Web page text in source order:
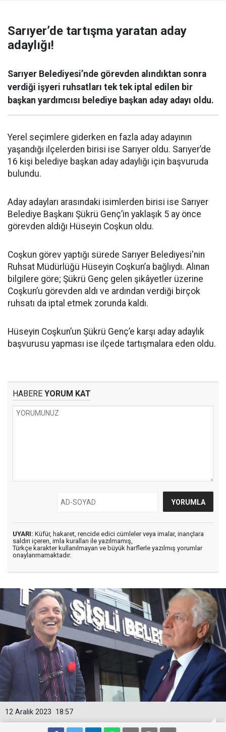
Sarıyer’de tartışma yaratan aday
adaylığı!
Sarıyer Belediyesi’nde görevden alındıktan sonra
verdiği işyeri ruhsatları tek tek iptal edilen bir
başkan yardımcısı belediye başkan aday adayı oldu.
Yerel seçimlere giderken en fazla aday adayının
yaşandığı ilçelerden birisi ise Sarıyer oldu. Sarıyer’de
16 kişi belediye başkan aday adaylığı için başvuruda
bulundu.
Aday adayları arasındaki isimlerden birisi ise Sarıyer
Belediye Başkanı Şükrü Genç’in yaklaşık 5 ay önce
görevden aldığı Hüseyin Coşkun oldu.
Coşkun görev yaptığı sürede Sarıyer Belediyesi'nin
Ruhsat Müdürlüğü Hüseyin Coşkun’a bağlıydı. Alınan
bilgilere göre; Şükrü Genç gelen şikâyetler üzerine
Coşkun’u görevden aldı ve ardından verdiği birçok
ruhsatı da iptal etmek zorunda kaldı.
Hüseyin Coşkun’un Şükrü Genç’e karşı aday adaylık
başvurusu yapması ise ilçede tartışmalara eden oldu.
HABERE YORUM KAT
UYARI: Küfür, hakaret, rencide edici cümleler veya imalar, inançlara
saldırı içeren, imla kuralları ile yazılmamış,
Türkçe karakter kullanılmayan ve büyük harflerle yazılmış yorumlar
onaylanmamaktadır.
18:57
12 Aralık 2023